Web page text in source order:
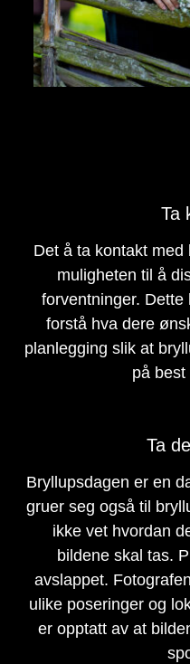
Ta
Det å ta kontakt
muligheten til å
forventninger.
forstå hva dere
planlegging slik at
på best
Ta
Bryllupsdagen er en
gruer seg også til
ikke vet hvordan
bildene skal tas.
avslappet.
ulike poseringer og
er opptatt av at